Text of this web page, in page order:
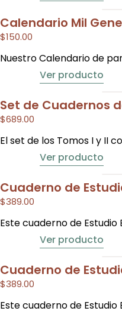
Calendario Mil
$150.00
Nuestro Calendario de
Ver producto
Set de Cuadernos
$689.00
El set de los Tomos I y II
Ver producto
Cuaderno de
$389.00
Este cuaderno de
Ver producto
Cuaderno de
$389.00
Este cuaderno de